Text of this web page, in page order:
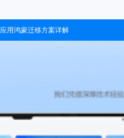
应用鸿蒙迁移方案详解